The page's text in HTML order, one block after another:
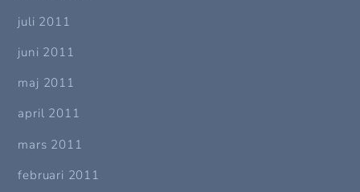
juli 2011
juni 2011
maj 2011
april 2011
mars 2011
februari 2011